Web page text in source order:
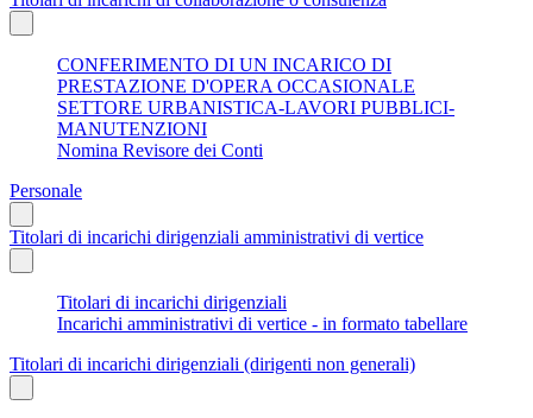
CONFERIMENTO DI UN INCARICO DI
PRESTAZIONE D'OPERA OCCASIONALE
SETTORE URBANISTICA-LAVORI PUBBLICI-
MANUTENZIONI
Nomina Revisore dei Conti
Personale
Titolari di incarichi dirigenziali amministrativi di vertice
Titolari di incarichi dirigenziali
Incarichi amministrativi di vertice - in formato tabellare
Titolari di incarichi dirigenziali (dirigenti non generali)